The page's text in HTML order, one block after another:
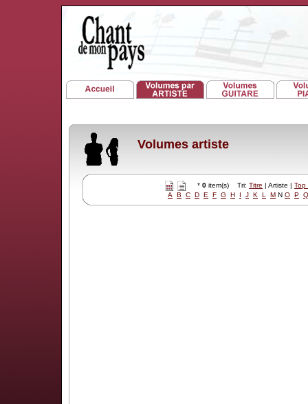
Volumes artiste
* 0 item(s) Tri: Titre | Artiste | Top
A
B C D E F G H I J K L M N O P Q